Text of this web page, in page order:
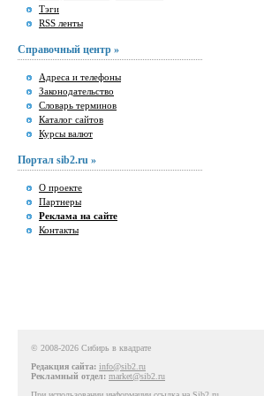
Тэги
RSS ленты
Справочный центр »
Адреса и телефоны
Законодательство
Словарь терминов
Каталог сайтов
Курсы валют
Портал sib2.ru »
О проекте
Партнеры
Реклама на сайте
Контакты
© 2008-2026 Сибирь в квадрате
Редакция сайта: info@sib2.ru
Рекламный отдел: market@sib2.ru